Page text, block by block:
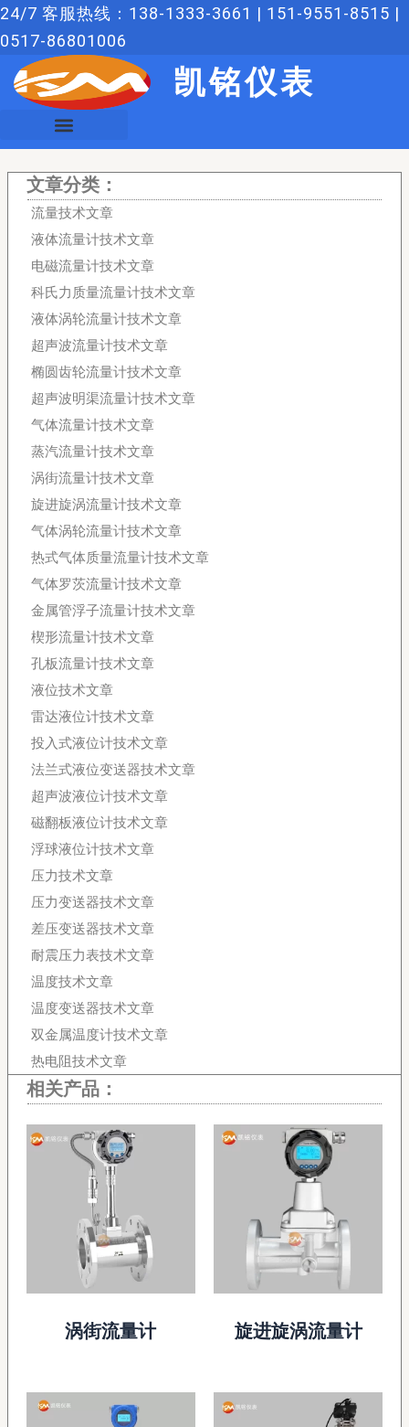
跳
至
24/7 客服热线：138-1333-3661 | 151-9551-8515 |
0517-86801006
凯铭仪表
文章分类：
流量技术文章
液体流量计技术文章
电磁流量计技术文章
科氏力质量流量计技术文章
液体涡轮流量计技术文章
超声波流量计技术文章
椭圆齿轮流量计技术文章
超声波明渠流量计技术文章
气体流量计技术文章
蒸汽流量计技术文章
涡街流量计技术文章
旋进旋涡流量计技术文章
气体涡轮流量计技术文章
热式气体质量流量计技术文章
气体罗茨流量计技术文章
金属管浮子流量计技术文章
楔形流量计技术文章
孔板流量计技术文章
液位技术文章
雷达液位计技术文章
投入式液位计技术文章
法兰式液位变送器技术文章
超声波液位计技术文章
磁翻板液位计技术文章
浮球液位计技术文章
压力技术文章
压力变送器技术文章
差压变送器技术文章
耐震压力表技术文章
温度技术文章
温度变送器技术文章
双金属温度计技术文章
热电阻技术文章
相关产品：
涡街流量计 旋进旋涡流量计